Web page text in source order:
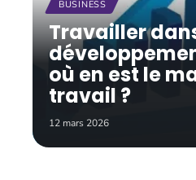
BUSINESS
Travailler
où en est le
travail ?
12 mars 2026